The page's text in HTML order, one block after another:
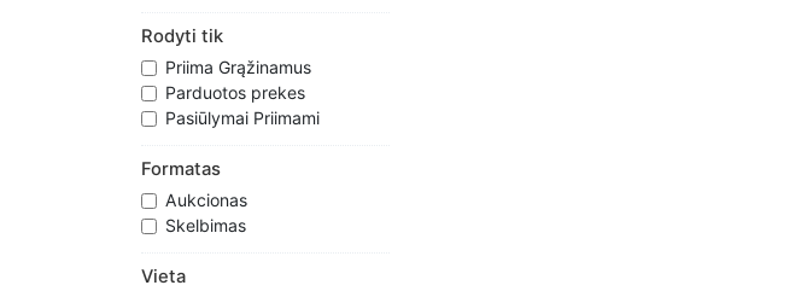
Mokslas/medicina
Sidabro
Woodenware
Rodyti tik
Priima Grąžinamus
Parduotos prekes
Pasiūlymai Priimami
Formatas
Aukcionas
Skelbimas
Vieta